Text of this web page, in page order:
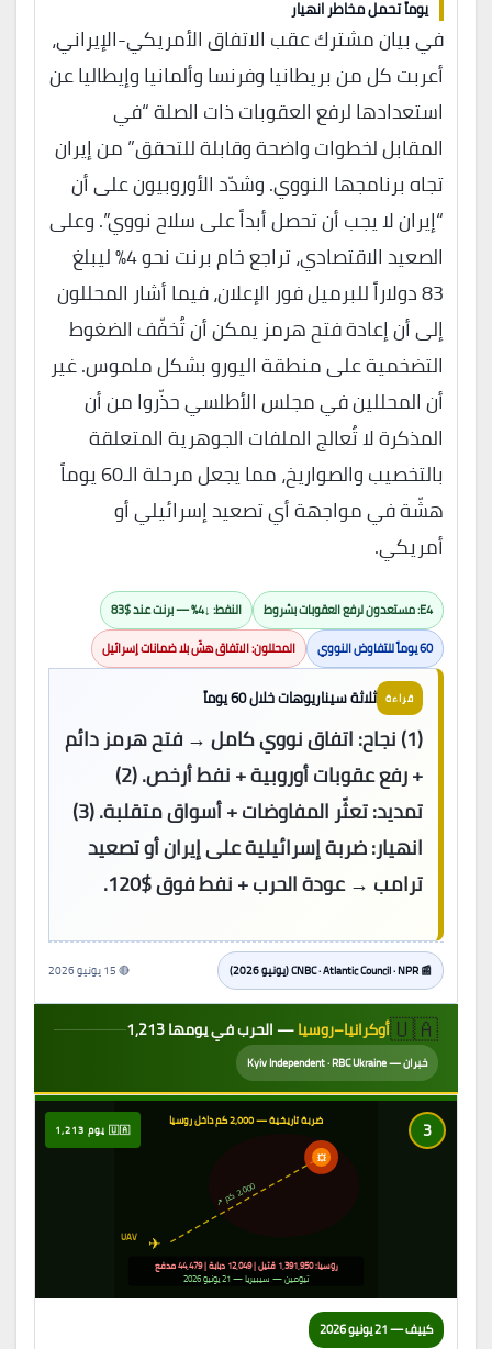
يوماً تحمل مخاطر انهيار
في بيان مشترك عقب الاتفاق الأمريكي-الإيراني،
أعربت كل من بريطانيا وفرنسا وألمانيا وإيطاليا عن
استعدادها لرفع العقوبات ذات الصلة “في
المقابل لخطوات واضحة وقابلة للتحقق” من إيران
تجاه برنامجها النووي. وشدّد الأوروبيون على أن
“إيران لا يجب أن تحصل أبداً على سلاح نووي”. وعلى
الصعيد الاقتصادي، تراجع خام برنت نحو 4% ليبلغ
83 دولاراً للبرميل فور الإعلان، فيما أشار المحللون
إلى أن إعادة فتح هرمز يمكن أن تُخفّف الضغوط
التضخمية على منطقة اليورو بشكل ملموس. غير
أن المحللين في مجلس الأطلسي حذّروا من أن
المذكرة لا تُعالج الملفات الجوهرية المتعلقة
بالتخصيب والصواريخ، مما يجعل مرحلة الـ60 يوماً
هشّة في مواجهة أي تصعيد إسرائيلي أو
أمريكي.
E4: مستعدون لرفع العقوبات بشروط
النفط: ↓4% — برنت عند $83
60 يوماً للتفاوض النووي
المحللون: الاتفاق هشّ بلا ضمانات إسرائيل
قراءة ثلاثة سيناريوهات خلال 60 يوماً
(1) نجاح: اتفاق نووي كامل → فتح هرمز دائم
+ رفع عقوبات أوروبية + نفط أرخص. (2)
تمديد: تعثّر المفاوضات + أسواق متقلبة. (3)
انهيار: ضربة إسرائيلية على إيران أو تصعيد
ترامب → عودة الحرب + نفط فوق $120.
📰 CNBC · Atlantic Council · NPR (يونيو 2026) 🔴 15 يونيو 2026
🇺🇦أوكرانيا–روسيا— الحرب في يومها 1,213
خبران — Kyiv Independent · RBC Ukraine
💥
✈
UAV
2,000ك
م↗
روسيا: 1,391,950 قتيل | 12,049 دبابة | 44,479 مدفع
تيومين — سيبيريا — 21 يونيو 2026
ضربة تاريخية — 2,000 كم داخل روسيا 3 🇺🇦 يوم 1,213
كييف — 21 يونيو 2026